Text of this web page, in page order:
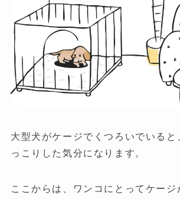
大型犬がケージでくつろいでいると
っこりした気分になります。
ここからは、ワンコにとってケージ